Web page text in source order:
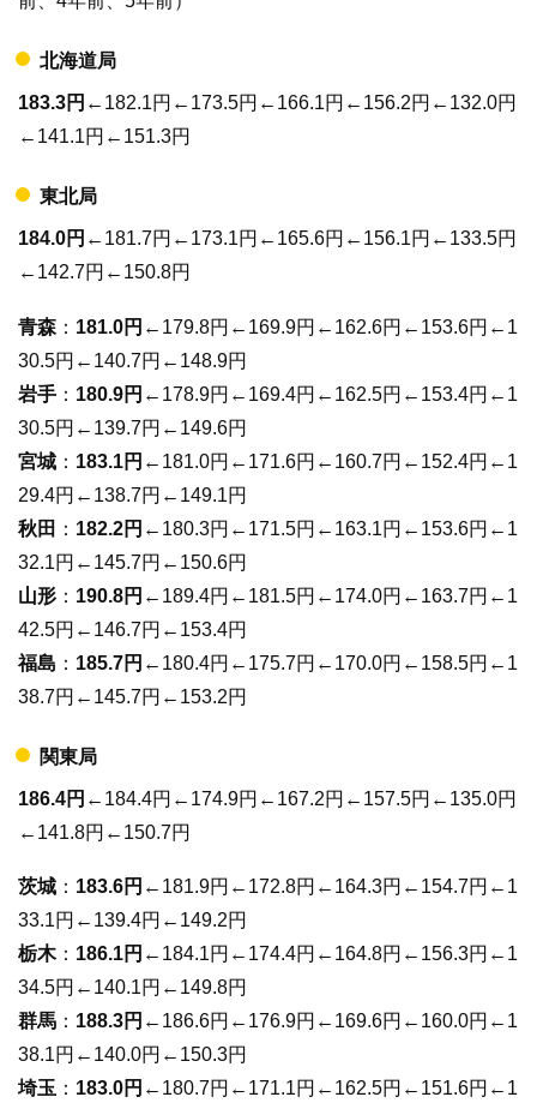
北海道局
183.3円 ←182.1円←173.5円←166.1円←156.2円←132.0円
←141.1円←151.3円
東北局
184.0円 ←181.7円←173.1円←165.6円←156.1円←133.5円
←142.7円←150.8円
青森 ： 181.0円 ←179.8円←169.9円←162.6円←153.6円←1
30.5円←140.7円←148.9円
岩手 ： 180.9円 ←178.9円←169.4円←162.5円←153.4円←1
30.5円←139.7円←149.6円
宮城 ： 183.1円 ←181.0円←171.6円←160.7円←152.4円←1
29.4円←138.7円←149.1円
秋田 ： 182.2円 ←180.3円←171.5円←163.1円←153.6円←1
32.1円←145.7円←150.6円
山形 ： 190.8円 ←189.4円←181.5円←174.0円←163.7円←1
42.5円←146.7円←153.4円
福島 ： 185.7円 ←180.4円←175.7円←170.0円←158.5円←1
38.7円←145.7円←153.2円
関東局
186.4円 ←184.4円←174.9円←167.2円←157.5円←135.0円
←141.8円←150.7円
茨城 ： 183.6円 ←181.9円←172.8円←164.3円←154.7円←1
33.1円←139.4円←149.2円
栃木： 186.1円 ←184.1円←174.4円←164.8円←156.3円←1
34.5円←140.1円←149.8円
群馬 ： 188.3円 ←186.6円←176.9円←169.6円←160.0円←1
38.1円←140.0円←150.3円
埼玉 ： 183.0円 ←180.7円←171.1円←162.5円←151.6円←1